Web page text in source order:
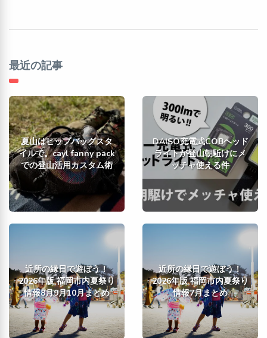
最近の記事
夏山はヒップバッグスタ
イルで。cayl fanny pack
での登山活用カスタム術
DAISO充電式COBヘッド
ライトが登山朝駈けにメ
ッチャ使える件
近所の縁日で遊ぼう！
2026年版 福岡市内夏祭り
情報8月9月10月まとめ
近所の縁日で遊ぼう！
2026年版 福岡市内夏祭り
情報7月まとめ